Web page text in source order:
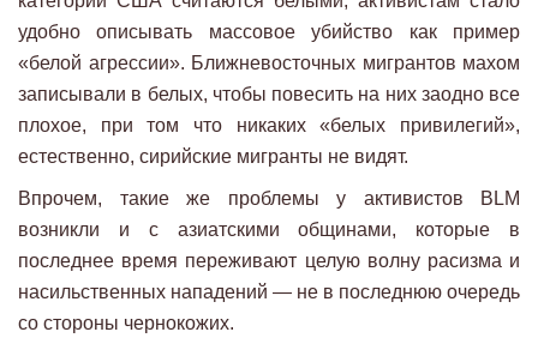
удобно описывать массовое убийство как пример
«белой агрессии». Ближневосточных мигрантов махом
записывали в белых, чтобы повесить на них заодно все
плохое, при том что никаких «белых привилегий»,
естественно, сирийские мигранты не видят.
Впрочем, такие же проблемы у активистов BLM
возникли и с азиатскими общинами, которые в
последнее время переживают целую волну расизма и
насильственных нападений — не в последнюю очередь
со стороны чернокожих.